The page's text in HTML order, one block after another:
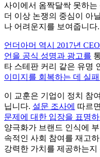
사이에서 옴짝달싹 못하
더 이상 논쟁의 중심이 아
나 어려운지를 보여줍니다.
언더아머 역시 2017년
언을 공식 성명과 광고를
타 스테판 커리 같은 유명
이미지를 회복하는 데 실
이 교훈은 기업이 정치 참
닙니다. 설문 조사에 따르
문제에 대한 입장을 표명
양극화가 브랜드 인식에
속적인 사회 참여를 재고
강력한 가치를 제공하는지